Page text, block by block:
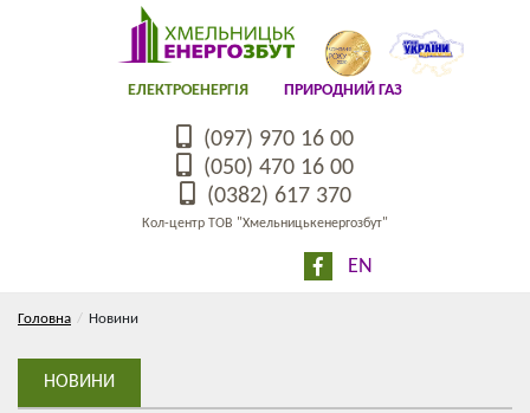
ЕЛЕКТРОЕНЕРГІЯ ПРИРОДНИЙ ГАЗ
(097) 970 16 00
(050) 470 16 00
(0382) 617 370
Кол-центр ТОВ "Хмельницькенергозбут"
EN
Головна Новини
НОВИНИ